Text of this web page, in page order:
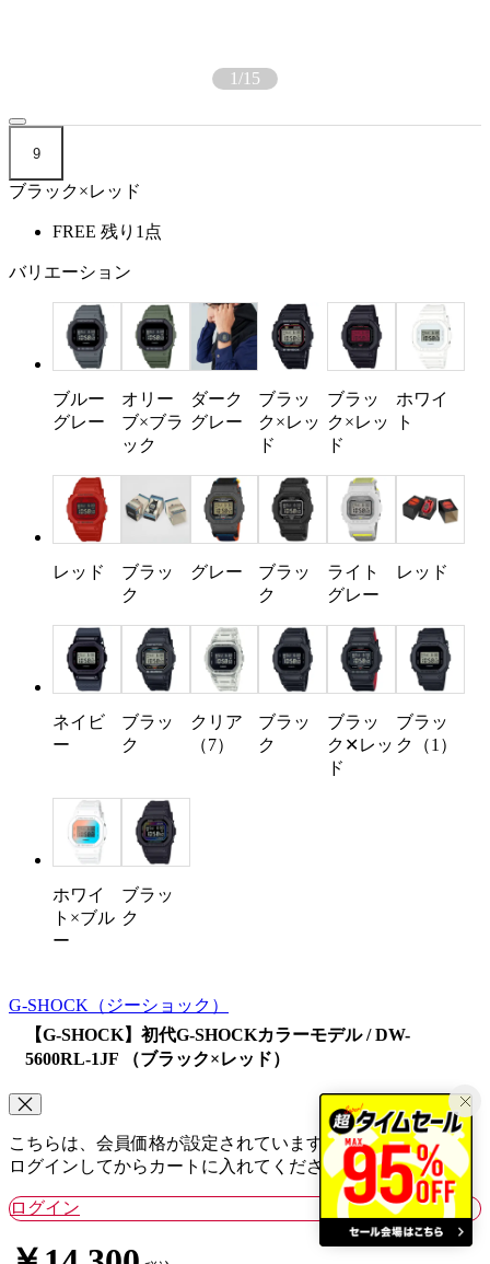
1/15
9
ブラック×レッド
FREE 残り1点
バリエーション
ブルー
グレー
オリー
ブ×ブラ
ック
ダーク
グレー
ブラッ
ク×レッ
ド
ブラッ
ク×レッ
ド
ホワイ
ト
レッド
ブラッ
ク
グレー
ブラッ
ク
ライト
グレー
レッド
ネイビ
ー
ブラッ
ク
クリア
（7）
ブラッ
ク
ブラッ
ク✕レッ
ド
ブラッ
ク（1）
ホワイ
ト×ブル
ー
ブラッ
ク
G-SHOCK （ジーショック）
【G-SHOCK】初代G-SHOCKカラーモデル / DW-
5600RL-1JF （ブラック×レッド）
こちらは、会員価格が設定されています。
ログインしてからカートに入れてください。
ログイン